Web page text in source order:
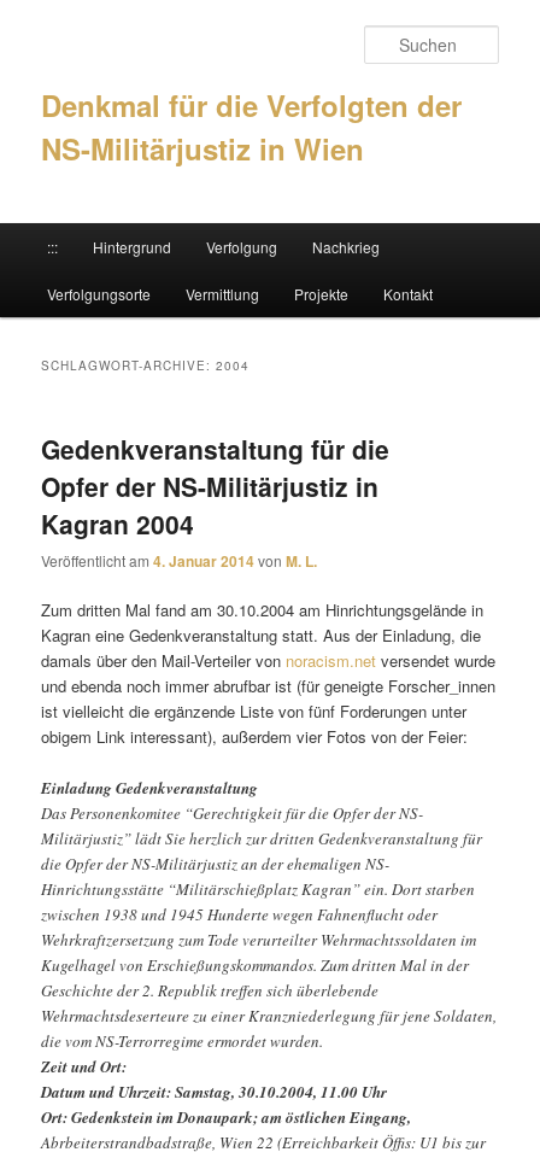
Denkmal für die Verfolgten der
NS-Militärjustiz in Wien
Zum Inhalt wechseln
Zum sekundären Inhalt wechseln
::: Hintergrund Verfolgung Nachkrieg
Verfolgungsorte Vermittlung Projekte Kontakt
SCHLAGWORT-ARCHIVE:2004
Gedenkveranstaltung für die
Opfer der NS-Militärjustiz in
Kagran 2004
Veröffentlicht am4. Januar 2014vonM. L.
Zum dritten Mal fand am 30.10.2004 am Hinrichtungsgelände in
Kagran eine Gedenkveranstaltung statt. Aus der Einladung, die
damals über den Mail-Verteiler von noracism.net versendet wurde
und ebenda noch immer abrufbar ist (für geneigte Forscher_innen
ist vielleicht die ergänzende Liste von fünf Forderungen unter
obigem Link interessant), außerdem vier Fotos von der Feier:
Einladung Gedenkveranstaltung
Das Personenkomitee “Gerechtigkeit für die Opfer der NS-
Militärjustiz” lädt Sie herzlich zur dritten Gedenkveranstaltung für
die Opfer der NS-Militärjustiz an der ehemaligen NS-
Hinrichtungsstätte “Militärschießplatz Kagran” ein. Dort starben
zwischen 1938 und 1945 Hunderte wegen Fahnenflucht oder
Wehrkraftzersetzung zum Tode verurteilter Wehrmachtssoldaten im
Kugelhagel von Erschießungskommandos. Zum dritten Mal in der
Geschichte der 2. Republik treffen sich überlebende
Wehrmachtsdeserteure zu einer Kranzniederlegung für jene Soldaten,
die vom NS-Terrorregime ermordet wurden.
Zeit und Ort:
Datum und Uhrzeit: Samstag, 30.10.2004, 11.00 Uhr
Ort: Gedenkstein im Donaupark; am östlichen Eingang,
Abrbeiterstrandbadstraße, Wien 22 (Erreichbarkeit Öffis: U1 bis zur